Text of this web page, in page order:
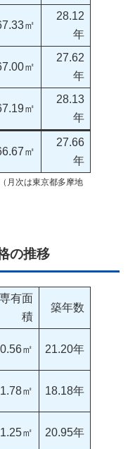
㎡
28.12
年
㎡
27.62
年
㎡
28.13
年
㎡
27.66
年
月次は東京都多摩地
の推移
専有面
積
築年数
㎡ 21.20年
㎡ 18.18年
㎡ 20.95年